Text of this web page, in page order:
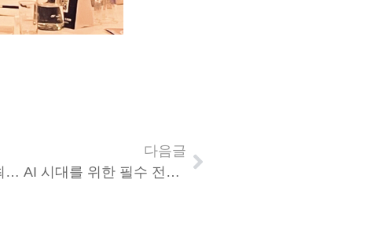
다음글
파수, 22일 ‘FDI 2025 심포지엄’ 개최… AI 시대를 위한 필수 전략 소개